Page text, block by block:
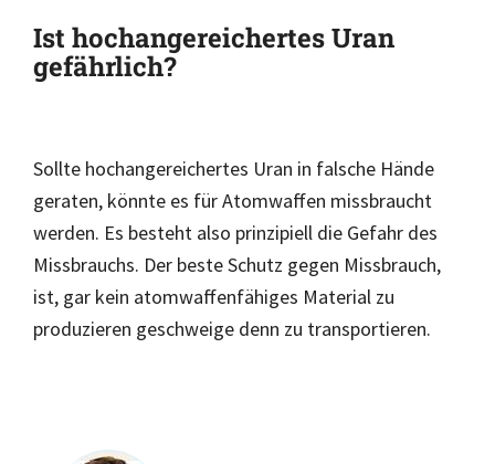
Ist hochangereichertes Uran
gefährlich?
Sollte hochangereichertes Uran in falsche Hände
geraten, könnte es für Atomwaffen missbraucht
werden. Es besteht also prinzipiell die Gefahr des
Missbrauchs. Der beste Schutz gegen Missbrauch,
ist, gar kein atomwaffenfähiges Material zu
produzieren geschweige denn zu transportieren.